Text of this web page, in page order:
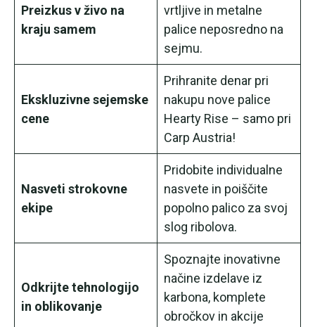
Preizkus v živo na
kraju samem
vrtljive in metalne
palice neposredno na
sejmu.
Ekskluzivne sejemske
cene
Prihranite denar pri
nakupu nove palice
Hearty Rise – samo pri
Carp Austria!
Nasveti strokovne
ekipe
Pridobite individualne
nasvete in poiščite
popolno palico za svoj
slog ribolova.
Odkrijte tehnologijo
in oblikovanje
Spoznajte inovativne
načine izdelave iz
karbona, komplete
obročkov in akcije